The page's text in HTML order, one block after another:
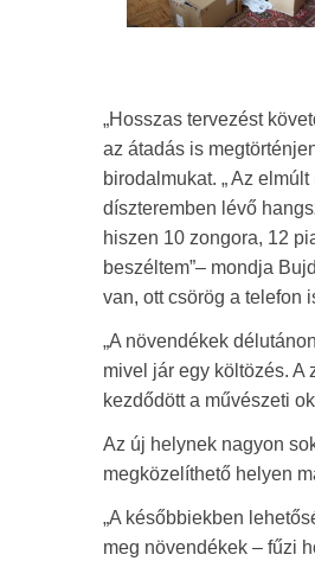
„Hosszas tervezést
az átadás is
birodalmukat. „ Az
díszteremben lévő
hiszen 10 zongora, 12
beszéltem”– mondja
van, ott csörög a telefon
„A növendékek
mivel jár egy költözés.
kezdődött a művészeti
Az új helynek nagyon
megközelíthető helyen
„A későbbiekben
meg növendékek – fűzi